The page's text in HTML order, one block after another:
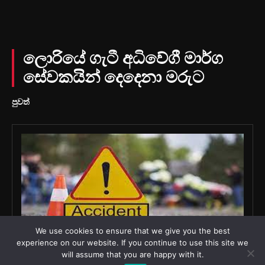
We use cookies to ensure that we give you the best
experience on our website. If you continue to use this site we
will assume that you are happy with it.